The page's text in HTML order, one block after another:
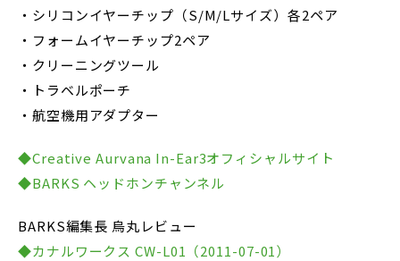
・シリコンイヤーチップ（S/M/Lサイズ）各2ペア
・フォームイヤーチップ2ペア
・クリーニングツール
・トラベルポーチ
・航空機用アダプター
◆Creative Aurvana In-Ear3オフィシャルサイト
◆BARKS ヘッドホンチャンネル
BARKS編集長 烏丸レビュー
◆カナルワークス CW-L01（2011-07-01）